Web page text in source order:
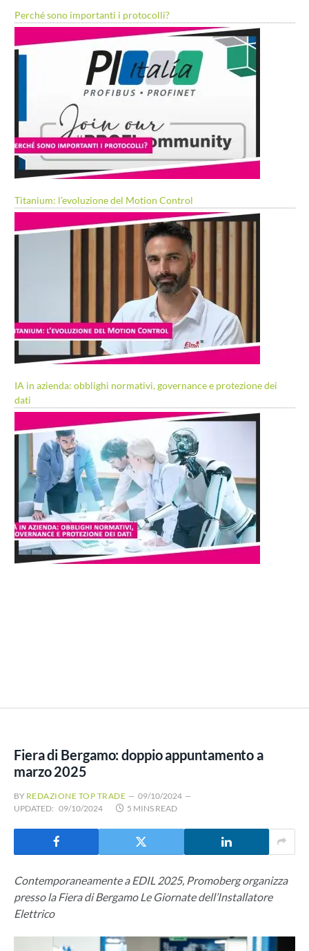
Perché sono importanti i protocolli?
Titanium: l’evoluzione del Motion Control
IA in azienda: obblighi normativi, governance e protezione dei
dati
Fiera di Bergamo: doppio appuntamento a
marzo 2025
BY REDAZIONE TOP TRADE
09/10/2024
UPDATED: 09/10/2024 5 MINS READ
Contemporaneamente a EDIL 2025, Promoberg organizza
presso la Fiera di Bergamo Le Giornate dell’Installatore
Elettrico